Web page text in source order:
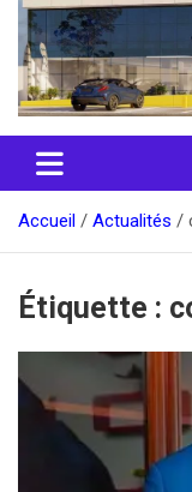
Accueil Actualités
Étiquette :